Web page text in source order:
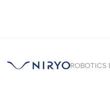
ROBOTICS